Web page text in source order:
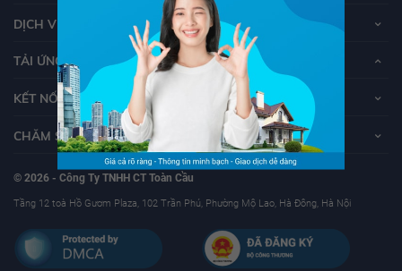
DỊCH VỤ KHÁCH HÀNG
TẢI ỨNG DỤNG YOUHOMES
KẾT NỐI VỚI YOUHOMES
CHĂM SÓC KHÁCH HÀNG
© 2026 - Công Ty TNHH CT Toàn Cầu
Tầng 12 toà Hồ Gươm Plaza, 102 Trần Phú, Phường Mộ Lao, Hà Đông, Hà Nội